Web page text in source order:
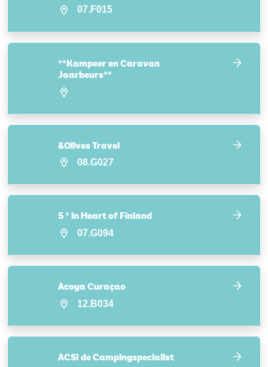
07.F015
**Kampeer en Caravan
Jaarbeurs**
&Olives Travel
08.G027
5 * in Heart of Finland
07.G094
Acoya Curaçao
12.B034
ACSI de Campingspecialist